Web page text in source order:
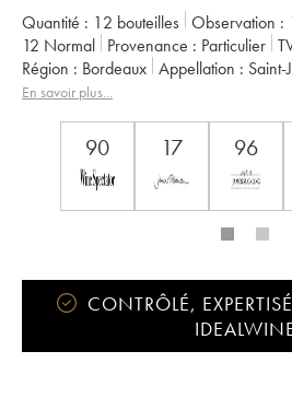
Quantité : 12 bouteilles Observation :
12 Normal Provenance : particulier
Région :
Bordeaux Appellation :
Classement :
En savoir plus...
90 17 96
CONTRÔLÉ,